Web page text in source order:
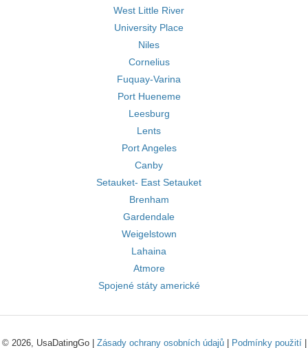
West Little River
University Place
Niles
Cornelius
Fuquay-Varina
Port Hueneme
Leesburg
Lents
Port Angeles
Canby
Setauket- East Setauket
Brenham
Gardendale
Weigelstown
Lahaina
Atmore
Spojené státy americké
© 2026, UsaDatingGo | Zásady ochrany osobních údajů| Podmínky použití|